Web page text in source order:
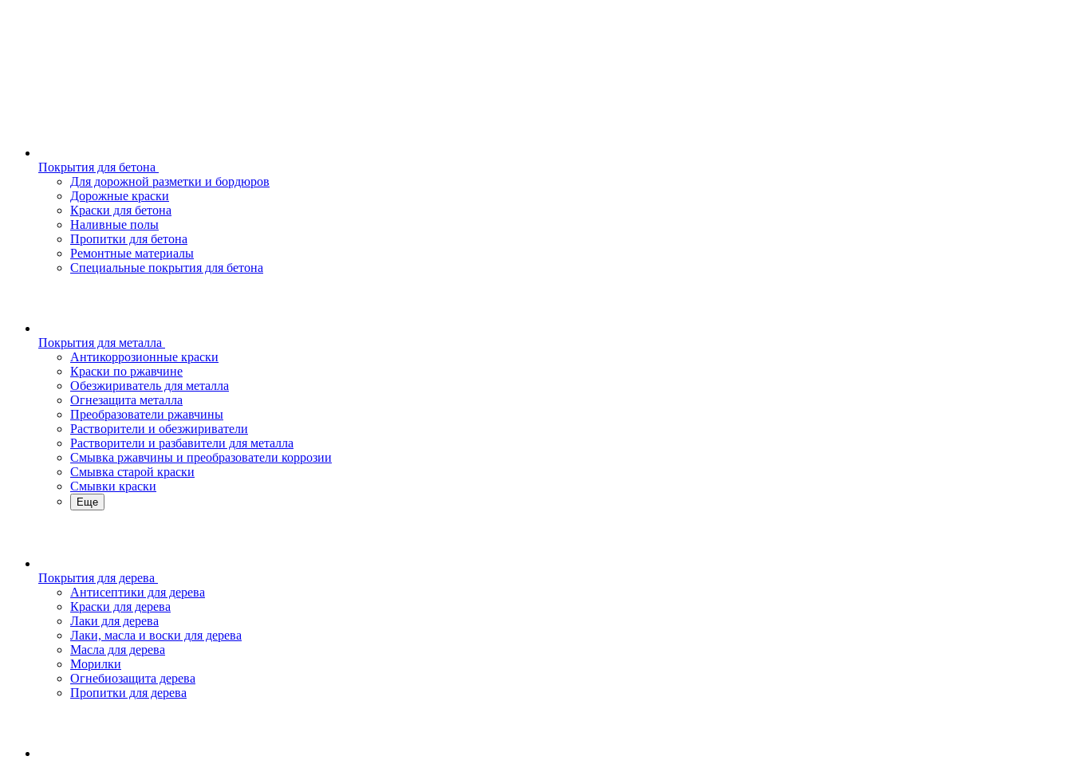
Покрытия для бетона
Для дорожной разметки и бордюров
Дорожные краски
Краски для бетона
Наливные полы
Пропитки для бетона
Ремонтные материалы
Специальные покрытия для бетона
Покрытия для металла
Антикоррозионные краски
Краски по ржавчине
Обезжириватель для металла
Огнезащита металла
Преобразователи ржавчины
Растворители и обезжириватели
Растворители и разбавители для металла
Смывка ржавчины и преобразователи коррозии
Смывка старой краски
Смывки краски
Еще
Покрытия для дерева
Антисептики для дерева
Краски для дерева
Лаки для дерева
Лаки, масла и воски для дерева
Масла для дерева
Морилки
Огнебиозащита дерева
Пропитки для дерева